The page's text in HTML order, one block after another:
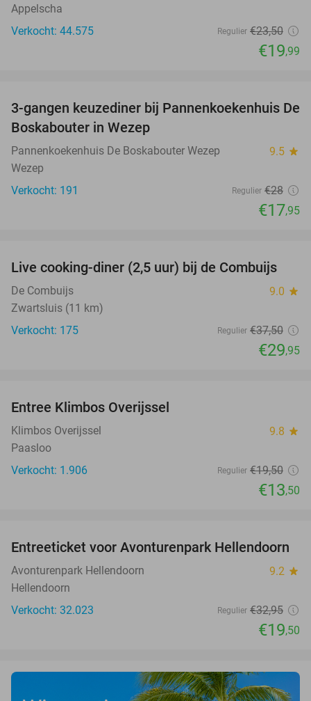
Appelscha
Verkocht: 44.575
Regulier €23,50
€19,99
36%
3-gangen keuzediner bij Pannenkoekenhuis De
Boskabouter in Wezep
Pannenkoekenhuis De Boskabouter Wezep 9.5 star
Wezep
Verkocht: 191
Regulier €28
€17,95
20%
Live cooking-diner (2,5 uur) bij de Combuijs
De Combuijs 9.0 star
Zwartsluis (11 km)
Verkocht: 175
Regulier €37,50
€29,95
Entree Klimbos Overijssel
Klimbos Overijssel 9.8 star
Paasloo
Verkocht: 1.906
Regulier €19,50
€13,50
41%
Entreeticket voor Avonturenpark Hellendoorn
Avonturenpark Hellendoorn 9.2 star
Hellendoorn
Verkocht: 32.023
Regulier €32,95
€19,50